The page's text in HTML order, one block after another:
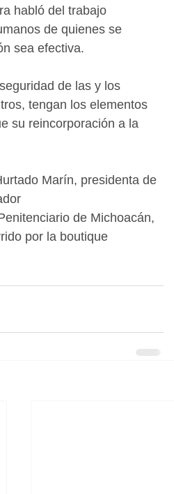
habló del trabajo
de quienes se
sea efectiva.
de las y los
tengan los elementos
su reincorporación a la
Marín, presidenta de
de Michoacán,
por la boutique